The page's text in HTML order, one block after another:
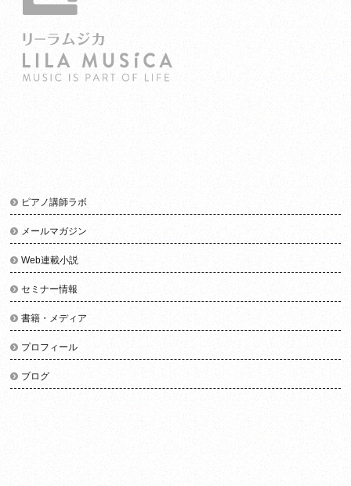
ピアノ講師ラボ
メールマガジン
Web連載小説
セミナー情報
書籍・メディア
プロフィール
ブログ